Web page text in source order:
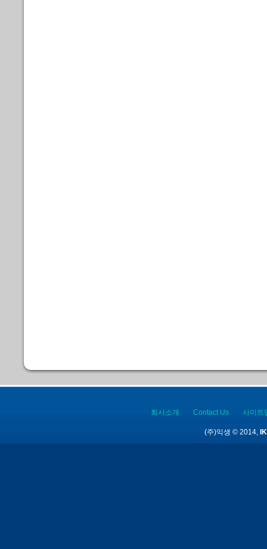
회사소개 Contact Us 사이트
(주)익생 © 2014,